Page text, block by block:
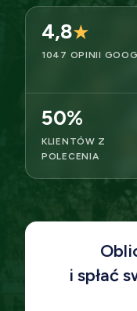
4,8★
1047 OPINII
50%
KLIENTÓW Z
POLECENIA
i spłać